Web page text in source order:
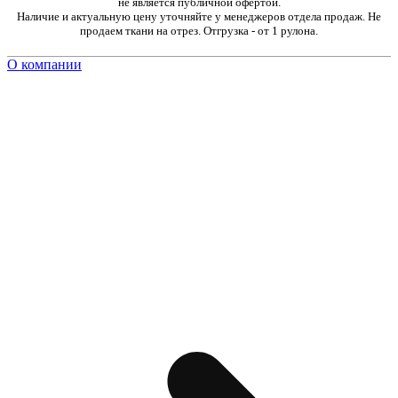
Наличие и актуальную цену уточняйте у менеджеров отдела продаж. Не
продаем ткани на отрез. Отгрузка - от 1 рулона.
О компании